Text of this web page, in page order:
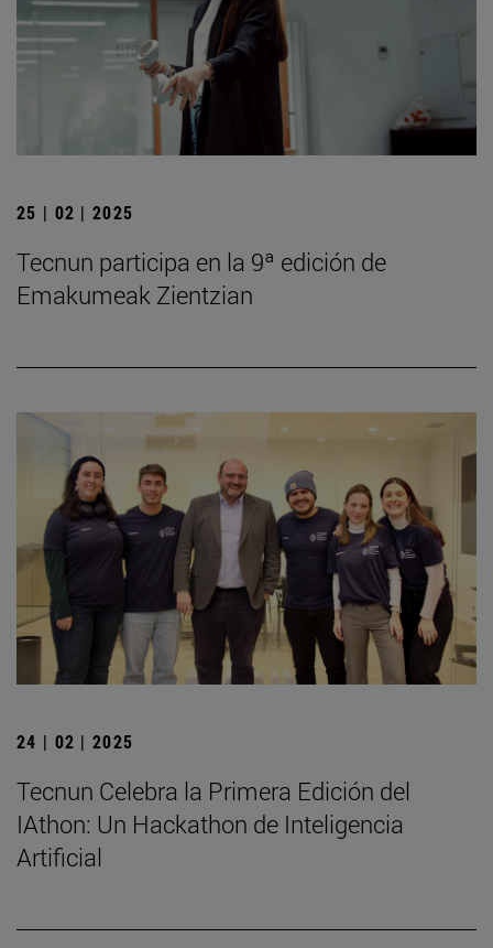
25 | 02 | 2025
Tecnun participa en la 9ª edición de
Emakumeak Zientzian
24 | 02 | 2025
Tecnun Celebra la Primera Edición del
IAthon: Un Hackathon de Inteligencia
Artificial